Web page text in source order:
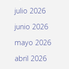
julio 2026
junio 2026
mayo 2026
abril 2026